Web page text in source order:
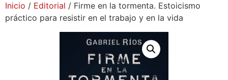
Inicio / Editorial / Firme en la tormenta. Estoicismo
práctico para resistir en el trabajo y en la vida